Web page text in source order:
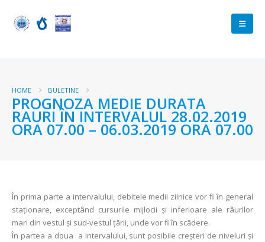
HOME BULETINE
PROGNOZA MEDIE DURATA
RAURI ÎN INTERVALUL 28.02.2019
ORA 07.00 – 06.03.2019 ORA 07.00
În prima parte a intervalului, debitele medii zilnice vor fi în general
staționare, exceptând cursurile mijlocii și inferioare ale râurilor
mari din vestul şi sud-vestul țării, unde vor fi în scădere.
În partea a doua a intervalului, sunt posibile creșteri de niveluri și